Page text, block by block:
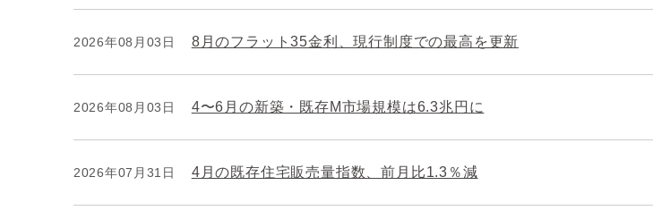
2026年08月03日 8月のフラット35金利、現行制度での最高を更新
2026年08月03日 4〜6月の新築・既存M市場規模は6.3兆円に
2026年07月31日 4月の既存住宅販売量指数、前月比1.3％減